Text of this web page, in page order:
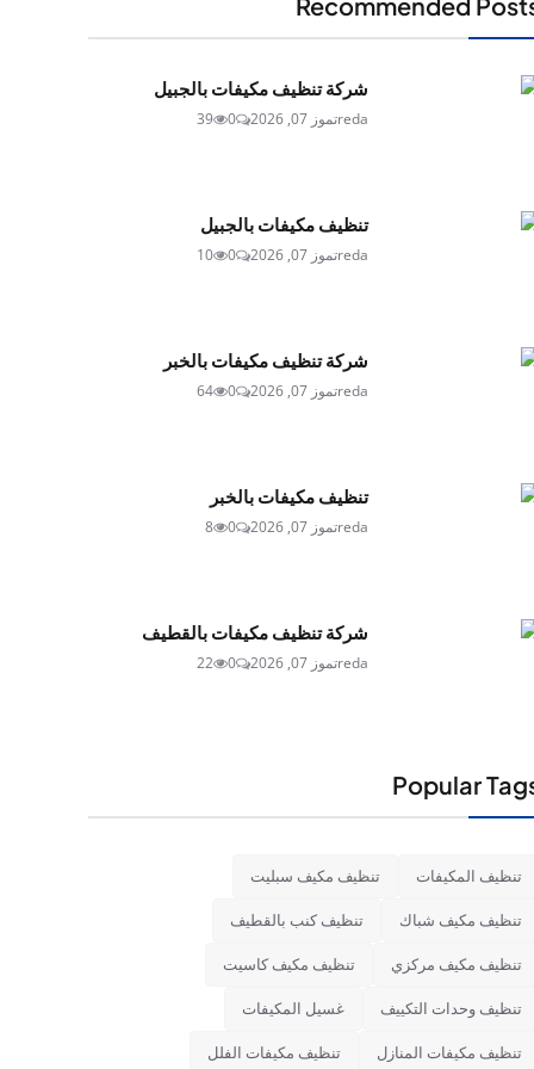
شركة تنظيف مكيفات بالجبيل
redaتموز 07, 2026 0
39
تنظيف مكيفات بالجبيل
redaتموز 07, 2026 0
10
شركة تنظيف مكيفات بالخبر
redaتموز 07, 2026 0
64
تنظيف مكيفات بالخبر
redaتموز 07, 2026 0
8
شركة تنظيف مكيفات بالقطيف
redaتموز 07, 2026 0
22
Popular
تنظيف المكيفات تنظيف مكيف سبليت
تنظيف مكيف شباك تنظيف كنب بالقطيف
تنظيف مكيف مركزي تنظيف مكيف كاسيت
تنظيف وحدات التكييف غسيل المكيفات
تنظيف مكيفات المنازل تنظيف مكيفات الفلل